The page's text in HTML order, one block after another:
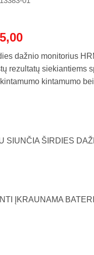
Current
price
is:
€155,00.
dažnio monitorius
rezultatų siekiantiems
kintamumo
SIUNČIA ŠIRDIES
ĮKRAUNAMA